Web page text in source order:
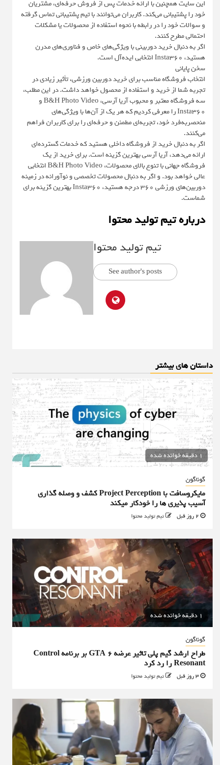
این سایت همچنین با ارائه خدمات پس از فروش حرفه‌ای، مشتریان
خود را پشتیبانی می‌کند. کاربران می‌توانند با تیم پشتیبانی تماس گرفته
و سوالات خود را در رابطه با نحوه استفاده از محصولات یا مشکلات
احتمالی مطرح کنند.
اگر به دنبال خرید دوربینی با ویژگی‌های خاص و فناوری‌های مدرن
هستید، Insta360 انتخابی ایده‌آل است.
سخن پایانی
انتخاب فروشگاه مناسب برای خرید دوربین ورزشی، تأثیر زیادی در
تجربه شما از خرید و استفاده از محصول خواهد داشت. در این مطلب،
سه فروشگاه معتبر و محبوب آریا آرسی، B&H Photo Video و
Insta360 را معرفی کردیم که هر یک از آن‌ها با ویژگی‌های
منحصربه‌فرد خود، تجربه‌ای مطمئن و حرفه‌ای را برای کاربران فراهم
می‌کنند.
اگر به دنبال خرید از فروشگاه داخلی هستید که خدمات گسترده‌ای
ارائه می‌دهد، آریا آرسی بهترین گزینه است. برای خرید از یک
فروشگاه جهانی با تنوع بالای محصولات، B&H Photo Video انتخابی
عالی خواهد بود. و اگر به دنبال محصولات تخصصی و نوآورانه در زمینه
دوربین‌های ورزشی 360 درجه هستید، Insta360 بهترین گزینه برای
شماست.
درباره تیم تولید محتوا
تیم تولید محتوا
See author's posts
داستان های بیشتر
1 دقیقه خوانده شده
گوناگون
مایکروسافت با Project Perception کشف و وصله گذاری
آسیب پذیری ها را خودکار میکند
تیم تولید محتوا
1 دقیقه خوانده شده
گوناگون
طراح ارشد گیم پلی تاثیر عرضه GTA 6 بر برنامه Control
Resonant را رد کرد
تیم تولید محتوا